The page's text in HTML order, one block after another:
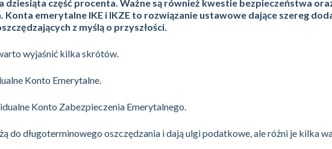
dziesiąta część procenta. Ważne są również kwestie bezpieczeństwa
Konta emerytalne IKE i IKZE to rozwiązanie ustawowe dające szereg
z myślą o przyszłości.
wyjaśnić kilka skrótów.
Konto Emerytalne.
Konto Zabezpieczenia Emerytalnego.
do długoterminowego oszczędzania i dają ulgi podatkowe, ale różni je kilka